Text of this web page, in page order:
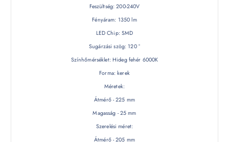
Feszültség: 200-240V
Fényáram: 1350 lm
LED Chip: SMD
Sugárzási szög: 120 °
Színhőmérséklet: Hideg fehér 6000K
Forma: kerek
Méretek:
Átmérő - 225 mm
Magasság - 25 mm
Szerelési méret:
Átmérő - 205 mm